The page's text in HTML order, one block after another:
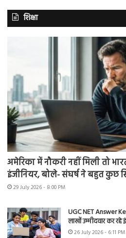
शिक्षा
अमेरिका में नौकरी नहीं मिली तो
इंजीनियर, बोले- संघर्ष ने बहुत कुछ
29 July 2026 - 8:00 PM
UGC NET Answer
लाखों उम्मीदवार कर रहे
26 July 2026 - 6:11 PM